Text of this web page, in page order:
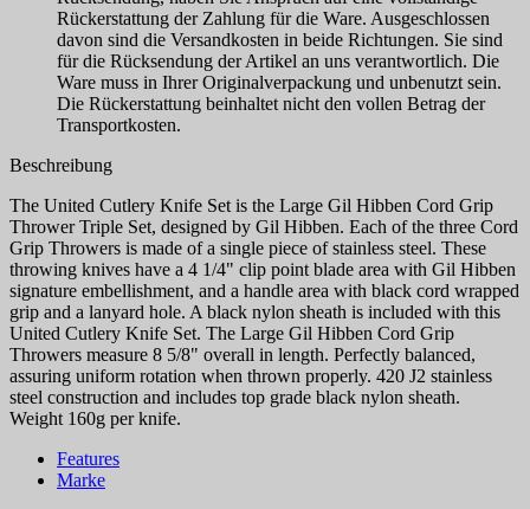
Rückerstattung der Zahlung für die Ware. Ausgeschlossen
davon sind die Versandkosten in beide Richtungen. Sie sind
für die Rücksendung der Artikel an uns verantwortlich. Die
Ware muss in Ihrer Originalverpackung und unbenutzt sein.
Die Rückerstattung beinhaltet nicht den vollen Betrag der
Transportkosten.
Beschreibung
The United Cutlery Knife Set is the Large Gil Hibben Cord Grip
Thrower Triple Set, designed by Gil Hibben. Each of the three Cord
Grip Throwers is made of a single piece of stainless steel. These
throwing knives have a 4 1/4" clip point blade area with Gil Hibben
signature embellishment, and a handle area with black cord wrapped
grip and a lanyard hole. A black nylon sheath is included with this
United Cutlery Knife Set. The Large Gil Hibben Cord Grip
Throwers measure 8 5/8" overall in length. Perfectly balanced,
assuring uniform rotation when thrown properly. 420 J2 stainless
steel construction and includes top grade black nylon sheath.
Weight 160g per knife.
Features
Marke